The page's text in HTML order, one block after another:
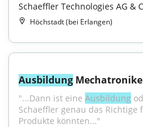
Schaeffler Technologies AG &
Höchstadt (bei Erlangen)
Ausbildung
"...Dann ist eine Ausbildung
Schaeffler genau das Richtige
Produkte könnten..."